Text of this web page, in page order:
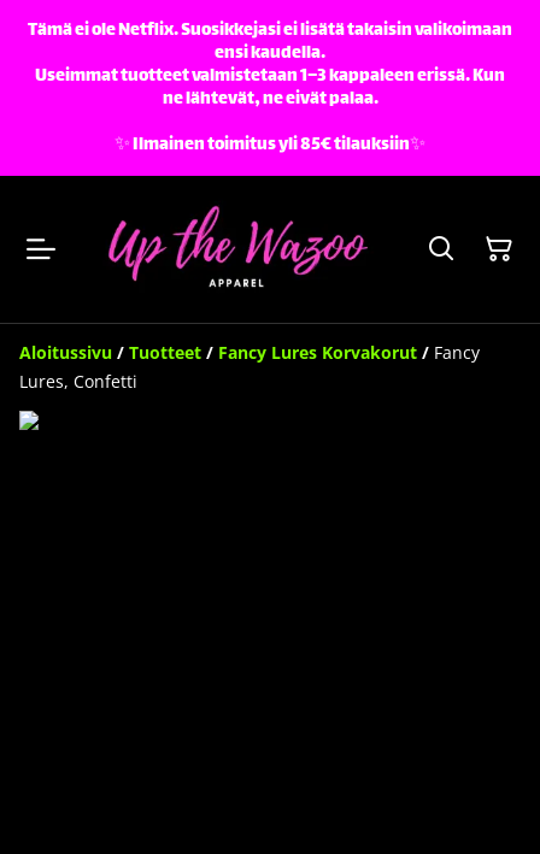
Tämä ei ole Netflix. Suosikkejasi ei lisätä takaisin valikoimaan
ensi kaudella.
Useimmat tuotteet valmistetaan 1–3 kappaleen erissä. Kun
ne lähtevät, ne eivät palaa.
✨️ Ilmainen toimitus yli 85€ tilauksiin✨️
Aloitussivu / Tuotteet / Fancy Lures Korvakorut / Fancy
Lures, Confetti